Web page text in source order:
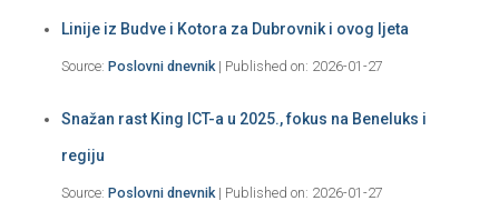
Linije iz Budve i Kotora za Dubrovnik i ovog ljeta
Source: Poslovni dnevnik Published on: 2026-01-27
Snažan rast King ICT-a u 2025., fokus na Beneluks i
regiju
Source: Poslovni dnevnik Published on: 2026-01-27